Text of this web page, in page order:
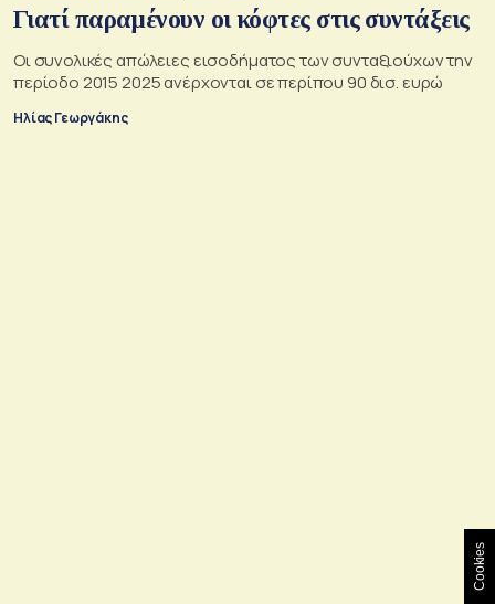
Γιατί παραμένουν οι κόφτες στις συντάξεις
Οι συνολικές απώλειες εισοδήματος των συνταξιούχων την
περίοδο 2015 2025 ανέρχονται σε περίπου 90 δισ. ευρώ
Ηλίας Γεωργάκης
Cookies